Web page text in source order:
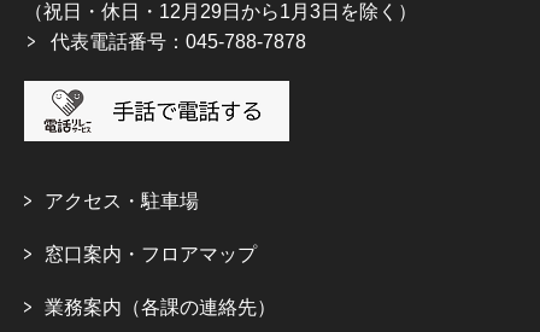
（祝日・休日・12月29日から1月3日を除く）
代表電話番号：045-788-7878
アクセス・駐車場
窓口案内・フロアマップ
業務案内（各課の連絡先）